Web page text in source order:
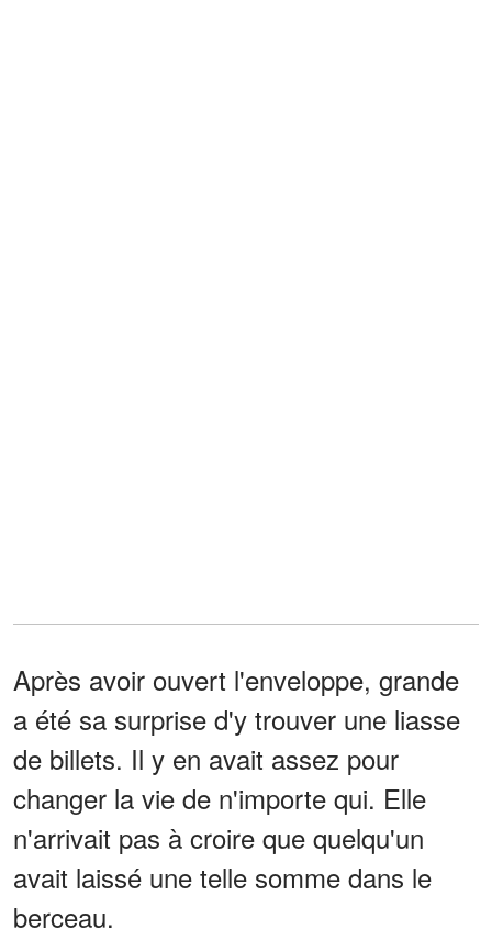
Après avoir ouvert l'enveloppe, grande
a été sa surprise d'y trouver une liasse
de billets. Il y en avait assez pour
changer la vie de n'importe qui. Elle
n'arrivait pas à croire que quelqu'un
avait laissé une telle somme dans le
berceau.